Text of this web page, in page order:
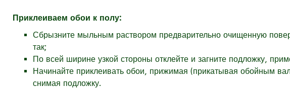
Приклеиваем обои к полу:
Сбрызните мыльным раствором предварительно очищенную
так;
По всей ширине узкой стороны отклейте и загните подложку,
Начинайте приклеивать обои, прижимая (прикатывая обойным
снимая подложку.